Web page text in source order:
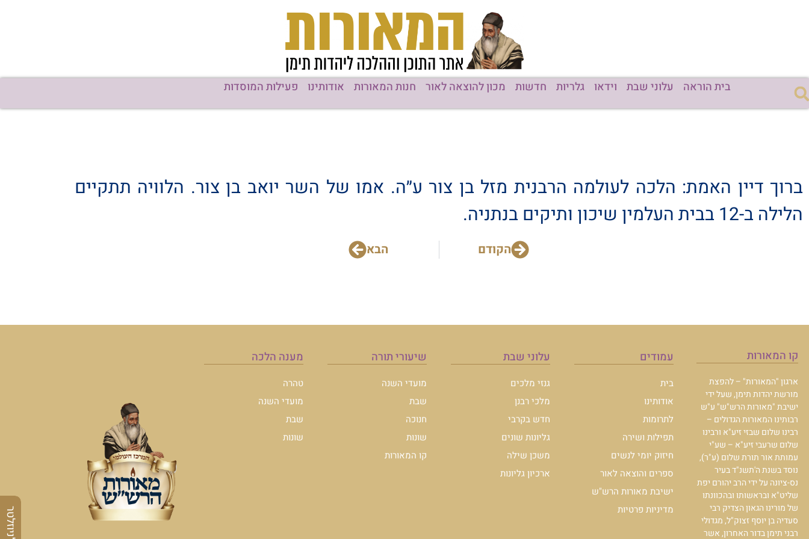
בית הוראה עלוני שבת וידאו גלריות חדשות מכון להוצאה לאור חנות המאורות אודותינו פעילות המוסדות
ברוך דיין האמת: הלכה לעולמה הרבנית מזל בן צור ע״ה. אמו של השר יואב בן צור. הלוויה תתקיים
הלילה ב-12 בבית העלמין שיכון ותיקים בנתניה.
הקודם הבא
קו המאורות
ארגון "המאורות" – להפצת
מורשת יהדות תימן, שעל ידי
ישיבת "מאורות הרש"ש" ע"ש
רבותינו המאורות הגדולים –
רבינו שלום שבזי זיע"א ורבינו
שלום שרעבי זיע"א – שע"י
עמותת אור תורת שלום (ע"ר),
נוסד בשנת ה'תשנ"ד בעיר
נס-ציונה על ידי הרב יהורם יפת
שליט"א ובראשותו ובהכוונתו
של מורינו הגאון הצדיק רבי
סעדיה בן יוסף זצוק"ל, מגדולי
רבני תימן בדור האחרון, אשר
עמודים
בית
אודותינו
לתרומות
תפילות ושירה
חיזוק יומי לנשים
ספרים והוצאה לאור
ישיבת מאורות הרש"ש
מדיניות פרטיות
עלוני שבת
גנזי מלכים
מלכי רבנן
חדש בקרבי
גליונות שונים
משכן שילה
ארכיון גליונות
שיעורי תורה
מועדי השנה
שבת
חנוכה
שונות
קו המאורות
מענה הלכה
טהרה
מועדי השנה
שבת
שונות